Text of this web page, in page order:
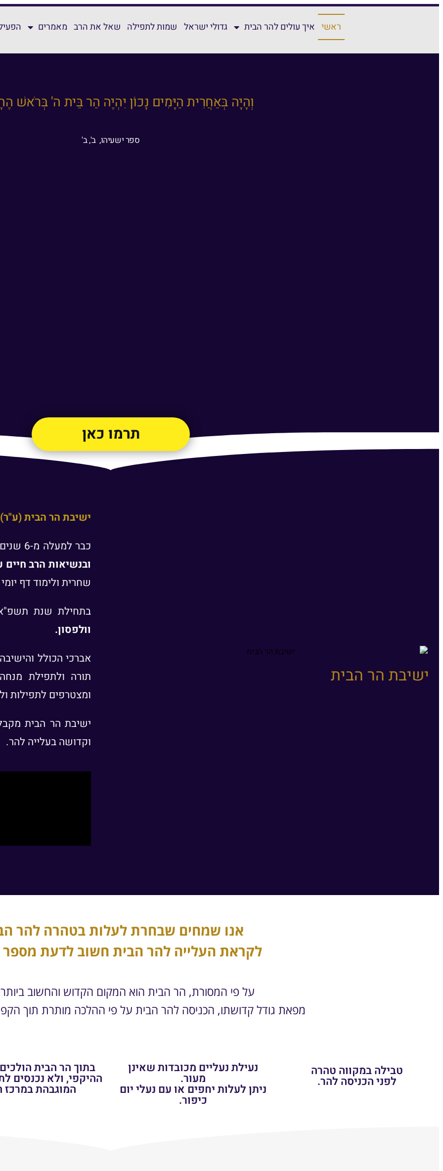
ראשי איך עולים להר הבית גדולי ישראל שמות לתפילה שאל את הרב מאמרים
וְהָיָה בְּאַחֲרִית הַיָּמִים נָכוֹן יִהְיֶה הַר בֵּית ה' בְּרֹאשׁ
ספר ישעיהו, ב', ב'
ישיבת הר הבית
ישיבת הר הבית (ע"ר)
כבר למעלה מ-6 שנים,
ובנשיאות הרב חיים
שחרית ולימוד דף
בתחילת שנת
וולפסון.
אברכי הכולל
תורה ולתפילת
ומצטרפים לתפילות
ישיבת הר הבית
וקדושה בעלייה להר.
אנו שמחים שבחרת לעלות בטהרה להר
לקראת העלייה להר הבית חשוב לדעת מספר
על פי המסורת, הר הבית הוא המקום הקדוש והחשוב
מפאת גודל קדושתו, הכניסה להר הבית על פי ההלכה מותרת תוך
טבילה במקווה טהרה
לפני הכניסה להר.
נעילת נעליים מכובדות שאינן
מעור.
ניתן לעלות יחפים או עם נעלי יום
כיפור.
בתוך הר הבית
ההיקפי, ולא נכנסים
המוגבהת במרכז
תרמו כאן